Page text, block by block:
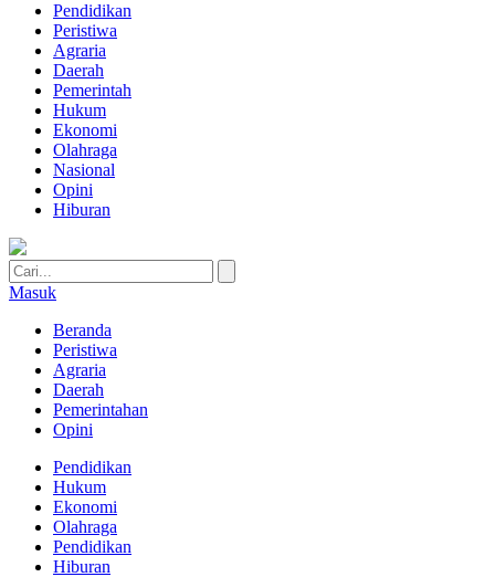
Pendidikan
Peristiwa
Agraria
Daerah
Pemerintah
Hukum
Ekonomi
Olahraga
Nasional
Opini
Hiburan
Masuk
Beranda
Peristiwa
Agraria
Daerah
Pemerintahan
Opini
Pendidikan
Hukum
Ekonomi
Olahraga
Pendidikan
Hiburan